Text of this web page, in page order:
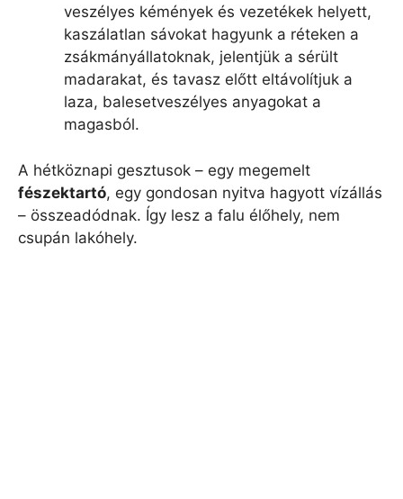
veszélyes kémények és vezetékek helyett,
kaszálatlan sávokat hagyunk a réteken a
zsákmányállatoknak, jelentjük a sérült
madarakat, és tavasz előtt eltávolítjuk a
laza, balesetveszélyes anyagokat a
magasból.
A hétköznapi gesztusok – egy megemelt
fészektartó, egy gondosan nyitva hagyott vízállás
– összeadódnak. Így lesz a falu élőhely, nem
csupán lakóhely.